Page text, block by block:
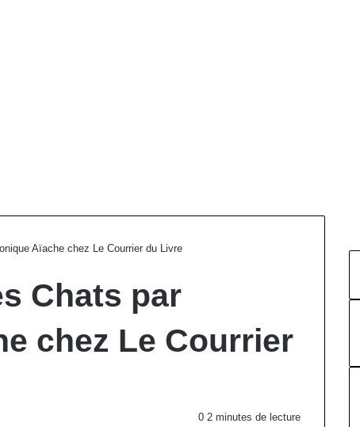
Aïache chez Le Courrier du Livre
Chats par
chez Le Courrier
0 2 minutes de lecture